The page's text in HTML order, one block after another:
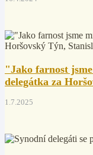
"Jako farnost
delegátka za
1.7.2025